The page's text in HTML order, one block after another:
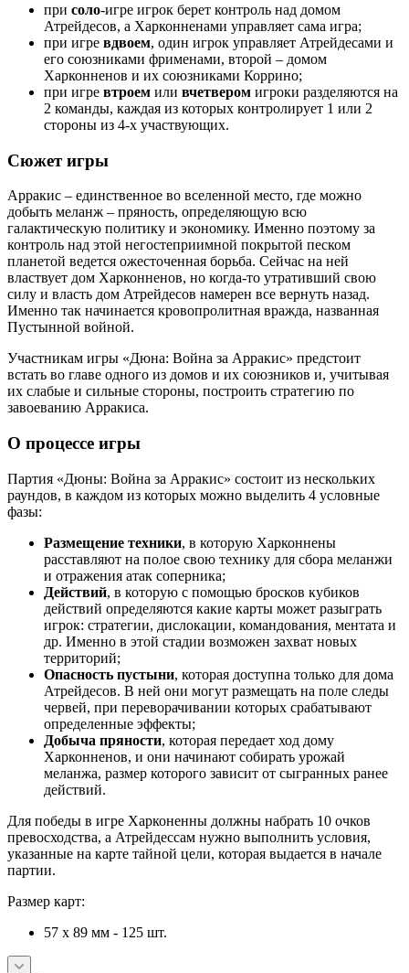
при соло-игре игрок берет контроль над домом
Атрейдесов, а Харконненами управляет сама игра;
при игре вдвоем, один игрок управляет Атрейдесами и
его союзниками фрименами, второй – домом
Харконненов и их союзниками Коррино;
при игре втроем или вчетвером игроки разделяются на
2 команды, каждая из которых контролирует 1 или 2
стороны из 4-х участвующих.
Сюжет игры
Арракис – единственное во вселенной место, где можно
добыть меланж – пряность, определяющую всю
галактическую политику и экономику. Именно поэтому за
контроль над этой негостеприимной покрытой песком
планетой ведется ожесточенная борьба. Сейчас на ней
властвует дом Харконненов, но когда-то утративший свою
силу и власть дом Атрейдесов намерен все вернуть назад.
Именно так начинается кровопролитная вражда, названная
Пустынной войной.
Участникам игры «Дюна: Война за Арракис» предстоит
встать во главе одного из домов и их союзников и, учитывая
их слабые и сильные стороны, построить стратегию по
завоеванию Арракиса.
О процессе игры
Партия «Дюны: Война за Арракис» состоит из нескольких
раундов, в каждом из которых можно выделить 4 условные
фазы:
Размещение техники, в которую Харконнены
расставляют на полое свою технику для сбора меланжи
и отражения атак соперника;
Действий, в которую с помощью бросков кубиков
действий определяются какие карты может разыграть
игрок: стратегии, дислокации, командования, ментата и
др. Именно в этой стадии возможен захват новых
территорий;
Опасность пустыни, которая доступна только для дома
Атрейдесов. В ней они могут размещать на поле следы
червей, при переворачивании которых срабатывают
определенные эффекты;
Добыча пряности, которая передает ход дому
Харконненов, и они начинают собирать урожай
меланжа, размер которого зависит от сыгранных ранее
действий.
Для победы в игре Харконенны должны набрать 10 очков
превосходства, а Атрейдессам нужно выполнить условия,
указанные на карте тайной цели, которая выдается в начале
партии.
Размер карт:
57 x 89 мм - 125 шт.